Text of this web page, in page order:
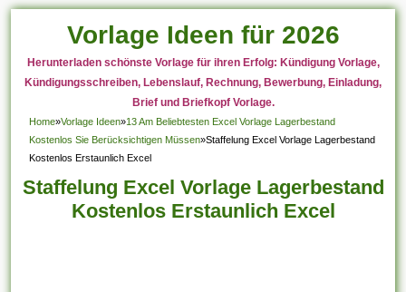
Vorlage Ideen für 2026
Herunterladen schönste Vorlage für ihren Erfolg: Kündigung Vorlage,
Kündigungsschreiben, Lebenslauf, Rechnung, Bewerbung, Einladung,
Brief und Briefkopf Vorlage.
Home»Vorlage Ideen»13 Am Beliebtesten Excel Vorlage Lagerbestand
Kostenlos Sie Berücksichtigen Müssen»Staffelung Excel Vorlage Lagerbestand
Kostenlos Erstaunlich Excel
Staffelung Excel Vorlage Lagerbestand
Kostenlos Erstaunlich Excel